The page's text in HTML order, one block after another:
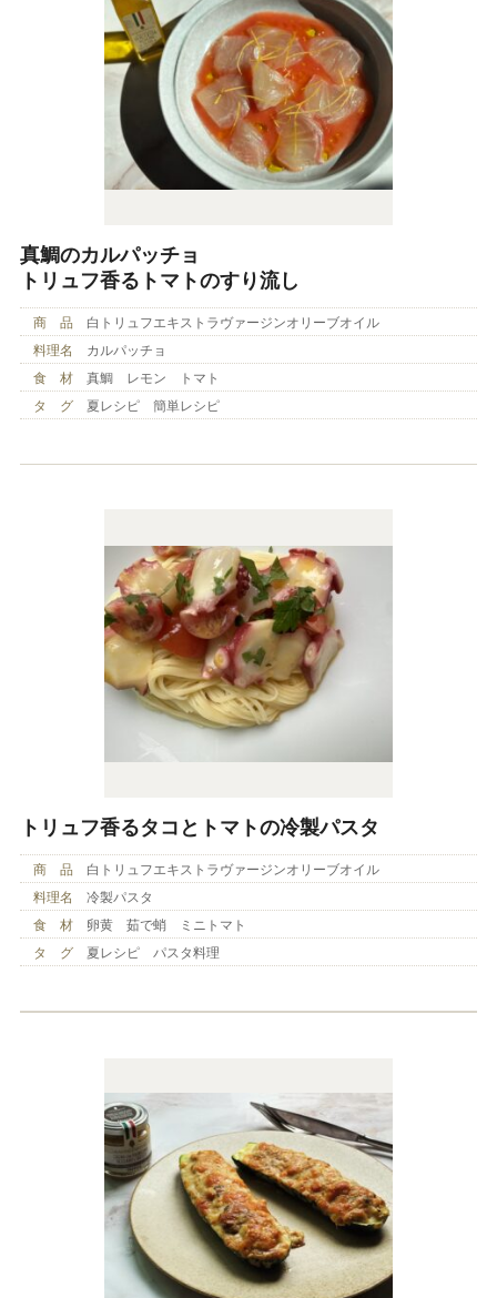
真鯛のカルパッチョ
トリュフ香るトマトのすり流し
商 品
白トリュフエキストラヴァージンオリーブオイル
料理名
カルパッチョ
食 材
真鯛 レモン トマト
タ グ
夏レシピ 簡単レシピ
トリュフ香るタコとトマトの冷製パスタ
商 品
白トリュフエキストラヴァージンオリーブオイル
料理名
冷製パスタ
食 材
卵黄 茹で蛸 ミニトマト
タ グ
夏レシピ パスタ料理